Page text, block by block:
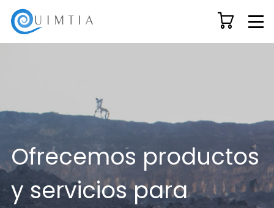
Ofrecemos productos
y servicios para